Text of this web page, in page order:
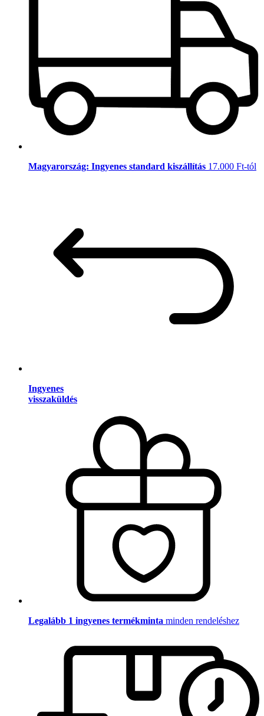
Magyarország: Ingyenes standard kiszállítás 17.000 Ft-tól
Ingyenes
visszaküldés
Legalább 1 ingyenes termékminta minden rendeléshez